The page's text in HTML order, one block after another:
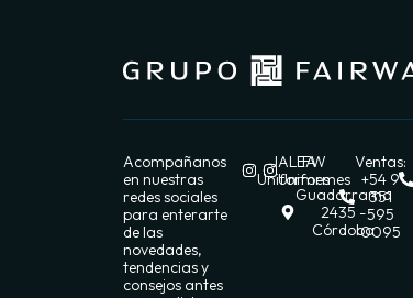
Acompañanos
en nuestras
redes sociales
para enterarte
de las
novedades,
tendencias y
consejos antes
JALEA
Uniformes
FW
Uniformes
Guadarrama
2435 -
Córdoba
Ventas:
+54 9
351
595
0095